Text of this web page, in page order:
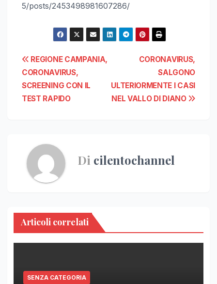
5/posts/2453498981607286/
Navigazione
articoli
CORONAVIRUS,
SALGONO
ULTERIORMENTE I CASI
NEL VALLO DI DIANO
REGIONE CAMPANIA,
CORONAVIRUS,
SCREENING CON IL
TEST RAPIDO
Di cilentochannel
Articoli correlati
SENZA CATEGORIA